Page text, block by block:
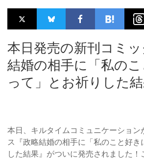
本日発売の新刊コミ
結婚の相手に「私の
って」とお祈りした結
本日、キルタイムコミュニケーション
ス『政略結婚の相手に「私のこと好き
した結果』がついに発売されました！